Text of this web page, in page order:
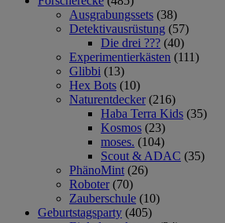
Ausgrabungssets (38)
Detektivausrüstung (57)
Die drei ??? (40)
Experimentierkästen (111)
Glibbi (13)
Hex Bots (10)
Naturentdecker (216)
Haba Terra Kids (35)
Kosmos (23)
moses. (104)
Scout & ADAC (35)
PhänoMint (26)
Roboter (70)
Zauberschule (10)
Geburtstagsparty (405)